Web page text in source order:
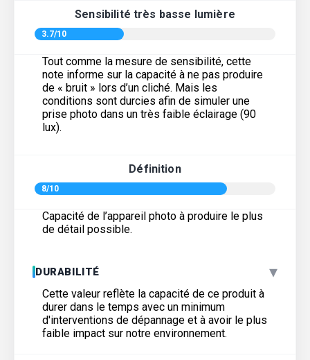
Sensibilité très basse lumière
3.7/10
Tout comme la mesure de sensibilité, cette
note informe sur la capacité à ne pas produire
de « bruit » lors d’un cliché. Mais les
conditions sont durcies afin de simuler une
prise photo dans un très faible éclairage (90
lux).
Définition
8/10
Capacité de l’appareil photo à produire le plus
de détail possible.
DURABILITÉ ▾
Cette valeur reflète la capacité de ce produit à
durer dans le temps avec un minimum
d'interventions de dépannage et à avoir le plus
faible impact sur notre environnement.